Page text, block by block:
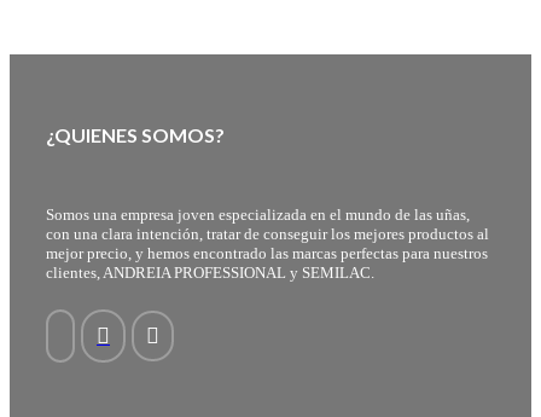
¿QUIENES SOMOS?
Somos una empresa joven especializada en el mundo de las uñas,
con una clara intención, tratar de conseguir los mejores productos al
mejor precio, y hemos encontrado las marcas perfectas para nuestros
clientes, ANDREIA PROFESSIONAL y SEMILAC.